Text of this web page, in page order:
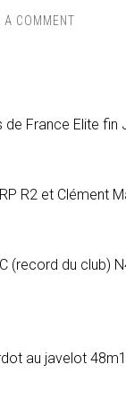
A COMMENT
France Elite fin
R2 et Clément
(record du club)
au javelot